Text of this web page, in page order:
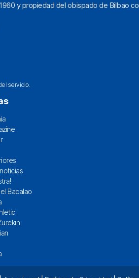
y propiedad del obispado de Bilbao
servicio.
Bacalao